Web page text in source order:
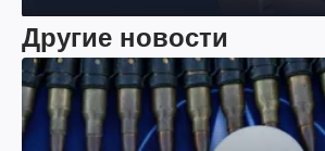
Другие новости